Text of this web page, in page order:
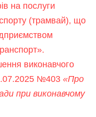
на послуги
(трамвай), що
виконавчого
№403 «Про
при виконавчому